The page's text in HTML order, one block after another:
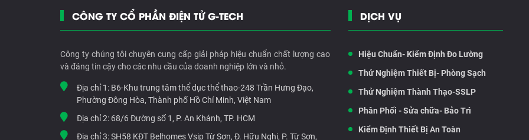
CÔNG TY CỔ PHẦN ĐIỆN TỬ G-TECH
Công ty chúng tôi chuyên cung cấp giải pháp hiệu chuẩn chất lượng cao
và đáng tin cậy cho các nhu cầu của doanh nghiệp lớn và nhỏ.
Địa chỉ 1: B6-Khu trung tâm thể dục thể thao-248 Trần Hưng Đạo,
Phường Đông Hòa, Thành phố Hồ Chí Minh, Việt Nam
Địa chỉ 2: 68/6 Đường số 1, P. An Khánh, TP. HCM
Địa chỉ 3:SH58 KĐT Belhomes Vsip Từ Sơn, Đ. Hữu Nghị, P. Từ Sơn,
DỊCH VỤ
Hiệu Chuẩn- Kiểm Định Đo Lường
Thử Nghiệm Thiết Bị- Phòng Sạch
Thử Nghiệm Thành Thạo-SSLP
Phân Phối - Sửa chữa- Bảo Trì
Kiểm Định Thiết Bị An Toàn